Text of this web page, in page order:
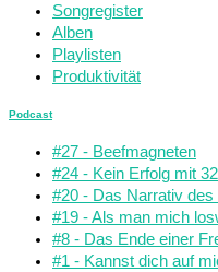
Songregister
Alben
Playlisten
Produktivität
Podcast
#27 - Beefmagneten
#24 - Kein Erfolg mit
#20 - Das Narrativ
#19 - Als man mich
#8 - Das Ende einer
#1 - Kannst dich auf